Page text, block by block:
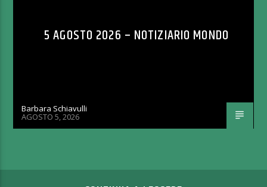
5 AGOSTO 2026 – NOTIZIARIO MONDO
Barbara Schiavulli
AGOSTO 5, 2026